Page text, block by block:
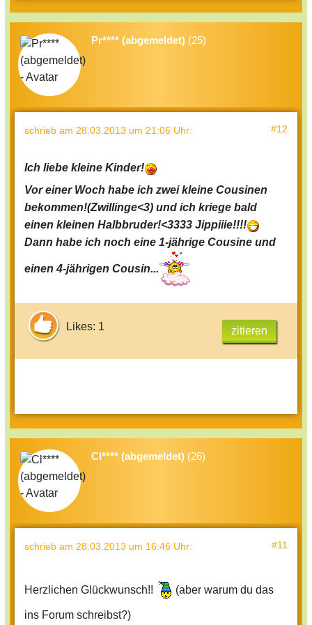
Pr**** (abgemeldet) (25)
schrieb am 28.03.2013 um 21:06 Uhr: #12
Ich liebe kleine Kinder!
Vor einer Woch habe ich zwei kleine Cousinen
bekommen!(Zwillinge<3) und ich kriege bald
einen kleinen Halbbruder!<3333 Jippiiie!!!!
Dann habe ich noch eine 1-jährige Cousine und
einen 4-jährigen Cousin...
Likes: 1 zitieren
Cl**** (abgemeldet) (26)
schrieb am 28.03.2013 um 16:46 Uhr: #11
Herzlichen Glückwunsch!! (aber warum du das
ins Forum schreibst?)